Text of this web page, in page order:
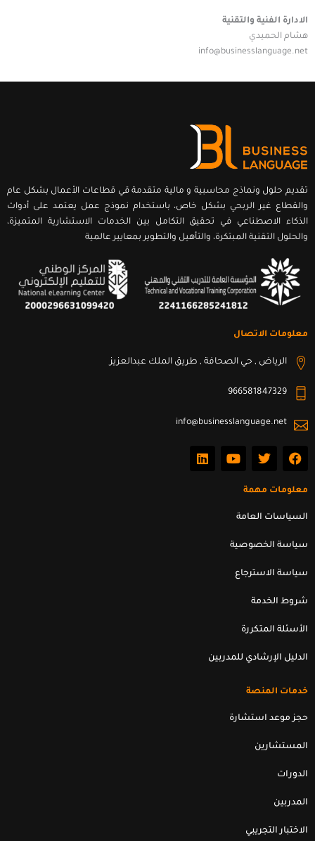
الادارة الفنية والتقنية
هشام الحميدي
info@businesslanguage.net
تقديم حلول ونماذج محاسبية و مالية متقدمة قي قطاعات الأعمال بشكل عام
والقطاع غير الربحي بشكل خاص، باستخدام نموذج عمل يعتمد على أدوات
الذكاء الاصطناعي في تحقيق التكامل بين الخدمات الاستشارية المتميزة،
والحلول التقنية المبتكرة، والتأهيل والتطوير بمعايير عالمية
معلومات الاتصال
الرياض , حي الصحافة , طريق الملك عبدالعزيز
966581847329
info@businesslanguage.net
a
e
b
o
w
t
e
r
o
i
معلومات مهمة
السياسات العامة
سياسة الخصوصية
سياسة الاسترجاع
شروط الخدمة
الأسئلة المتكررة
الدليل الإرشادي للمدربين
خدمات المنصة
حجز موعد استشارة
المستشارين
الدورات
المدربين
الاختبار التجريبي